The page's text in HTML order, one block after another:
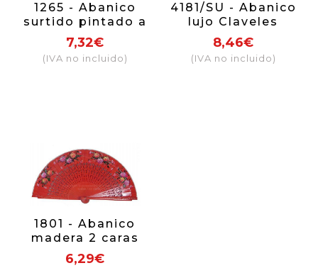
1265 - Abanico
surtido pintado a
mano 2 caras
7,32€
(IVA no incluido)
4181/SU - Abanico
lujo Claveles
pintado a mano 2
caras
8,46€
(IVA no incluido)
1801 - Abanico
madera 2 caras
calado c.pastel
6,29€